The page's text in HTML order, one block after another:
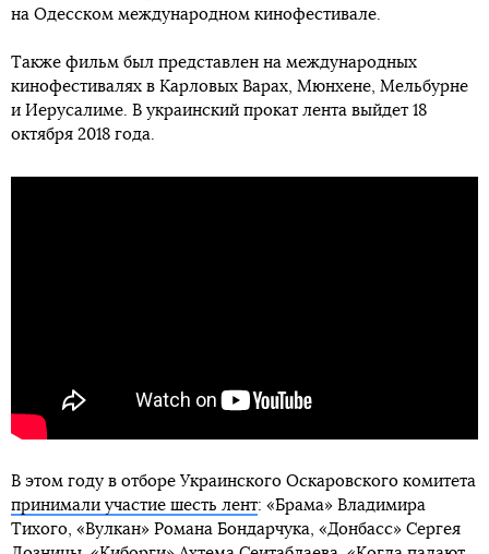
на Одесском международном кинофестивале.
Также фильм был представлен на международных
кинофестивалях в Карловых Варах, Мюнхене, Мельбурне
и Иерусалиме. В украинский прокат лента выйдет 18
октября 2018 года.
В этом году в отборе Украинского Оскаровского комитета
принимали участие шесть лент: «Брама» Владимира
Тихого, «Вулкан» Романа Бондарчука, «Донбасс» Сергея